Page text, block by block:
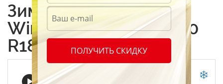
Зимние шины Pirelli
Winter Ice Zero 235/50
R18 101YПОЛУЧИТЬ СКИДКУ